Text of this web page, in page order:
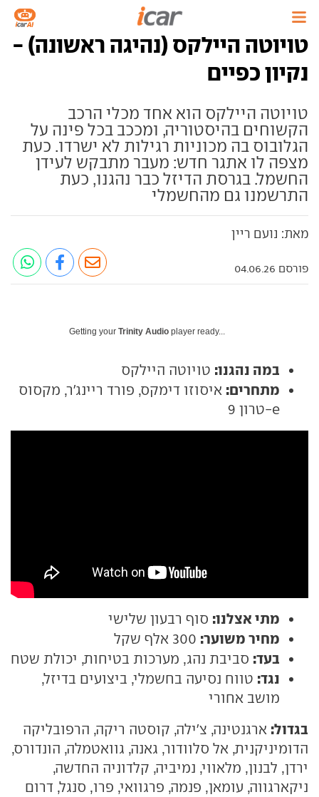
טויוטה היילקס (נהיגה ראשונה) -
נקיון כפיים
טויוטה היילקס הוא אחד מכלי הרכב
הקשוחים בהיסטוריה, ומככב בכל פינה על
הגלובוס בה מכוניות רגילות לא ישרדו. כעת
מצפה לו אתגר חדש: מעבר מתבקש לעידן
החשמל. בגרסת הדיזל כבר נהגנו, כעת
התרשמנו גם מהחשמלי
מאת: נועם ריין
פורסם 04.06.26
Getting your Trinity Audio player ready...
במה נהגנו: טויוטה היילקס
מתחרים: איסוזו דימקס, פורד ריינג'ר, מקסוס
e-טרון 9
מתי אצלנו: סוף רבעון שלישי
מחיר משוער:
בעד: סביבת נהג, מערכות בטיחות, יכולת שטח
נגד: טווח נסיעה בחשמלי, ביצועים בדיזל,
מושב אחורי
בגדול: ארגנטינה, צ'ילה, קוסטה ריקה, הרפובליקה
הדומיניקנית, אל סלוודור, גאנה, גוואטמלה, הונדורס,
ירדן, לבנון, מלאווי, נמיביה, קלדוניה החדשה,
ניקארגווה, עומאן, פנמה, פרגוואי, פרו, סנגל, דרום